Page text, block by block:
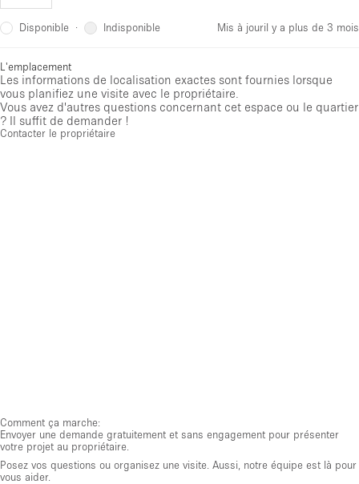
Disponible · Indisponible Mis à jouril y a plus de 3 mois
L'emplacement
Les informations de localisation exactes sont fournies lorsque
vous planifiez une visite avec le propriétaire.
Vous avez d'autres questions concernant cet espace ou le quartier
? Il suffit de demander !
Contacter le propriétaire
Comment ça marche:
Envoyer une demande gratuitement et sans engagement pour présenter
votre projet au propriétaire.
Posez vos questions ou organisez une visite. Aussi, notre équipe est là pour
vous aider.